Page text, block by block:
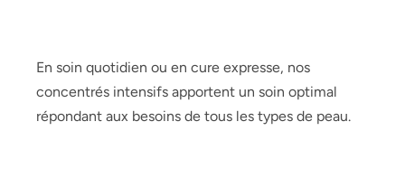
En soin quotidien ou en cure expresse, nos
concentrés intensifs apportent un soin optimal
répondant aux besoins de tous les types de peau.